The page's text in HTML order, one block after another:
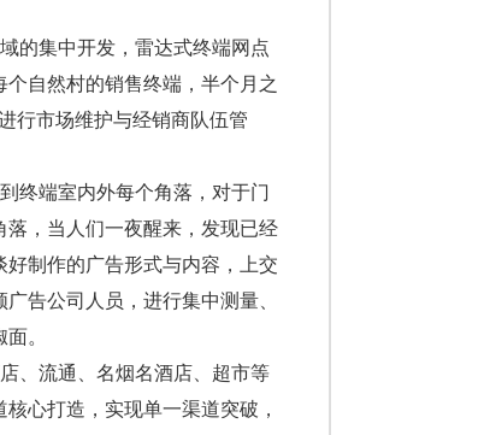
的集中开发，雷达式终端网点
自然村的销售终端，半个月之
行市场维护与经销商队伍管
终端室内外每个角落，对于门
，当人们一夜醒来，发现已经
制作的广告形式与内容，上交
告公司人员，进行集中测量、
。
、流通、名烟名酒店、超市等
心打造，实现单一渠道突破，